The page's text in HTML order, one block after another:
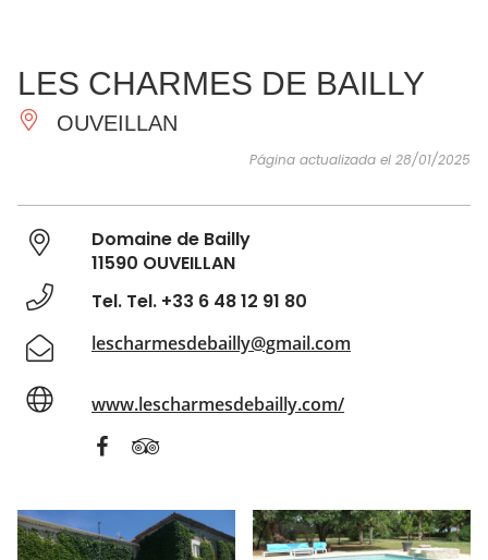
IMPRESCINDIBLES
HACER
INSPIRACIONES
LES CHARMES DE BAILLY
OUVEILLAN
Página actualizada el 28/01/2025
Domaine de Bailly
11590 OUVEILLAN
Tel. Tel. +33 6 48 12 91 80
lescharmesdebailly@gmail.com
www.lescharmesdebailly.com/